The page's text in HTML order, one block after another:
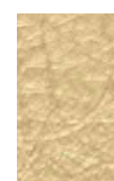
種
縁